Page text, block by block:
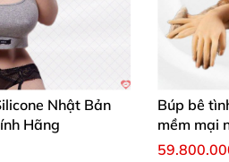
Nhật Bản
Hãng
Búp bê
mềm mại